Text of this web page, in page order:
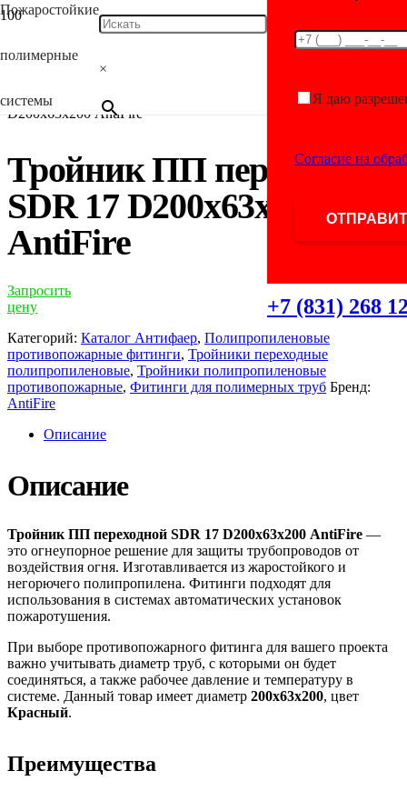
Пожаростойкие
полимерные
системы
×
Я даю
Согласие на
+7 (831) 268
труб/Полипропиленовые противопожарные
противопожарные
/ Тройник ПП переходной SDR 17
D200х63х200 AntiFire
Тройник ПП переходной
SDR 17 D200х63х200
AntiFire
Запросить
цену
Категорий: Каталог Антифаер, Полипропиленовые
противопожарные фитинги, Тройники переходные
полипропиленовые, Тройники полипропиленовые
противопожарные, Фитинги для полимерных труб Бренд:
AntiFire
Описание
Описание
Тройник ПП переходной SDR 17 D200х63х200 AntiFire —
это огнеупорное решение для защиты трубопроводов от
воздействия огня. Изготавливается из жаростойкого и
негорючего полипропилена. Фитинги подходят для
использования в системах автоматических установок
пожаротушения.
При выборе противопожарного фитинга для вашего проекта
важно учитывать диаметр труб, с которыми он будет
соединяться, а также рабочее давление и температуру в
системе. Данный товар имеет диаметр 200х63х200, цвет
Красный.
Преимущества